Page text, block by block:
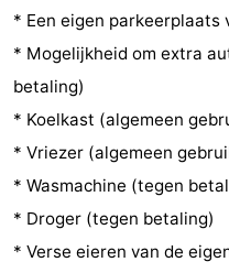
Fietsen
-
Wandelen
-
Paardrijden
-
Maneges
-
Golfbanen
Eten
en
Ringrijden
* Een eigen parkeerplaats
* Mogelijkheid om extra
betaling)
* Koelkast (algemeen
* Vriezer (algemeen
* Wasmachine (tegen
* Droger (tegen betaling)
* Verse eieren van de